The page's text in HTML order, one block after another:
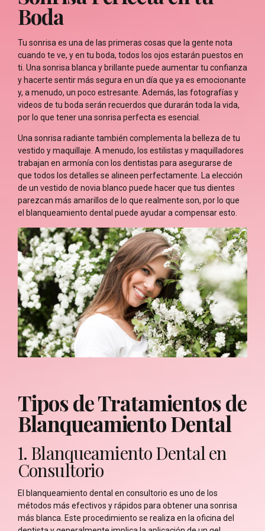
Boda
Tu sonrisa es una de las primeras cosas que la gente nota
cuando te ve, y en tu boda, todos los ojos estarán puestos en
ti. Una sonrisa blanca y brillante puede aumentar tu confianza
y hacerte sentir más segura en un día que ya es emocionante
y, a menudo, un poco estresante. Además, las fotografías y
videos de tu boda serán recuerdos que durarán toda la vida,
por lo que tener una sonrisa perfecta es esencial.
Una sonrisa radiante también complementa la belleza de tu
vestido y maquillaje. A menudo, los estilistas y maquilladores
trabajan en armonía con los dentistas para asegurarse de
que todos los detalles se alineen perfectamente. La elección
de un vestido de novia blanco puede hacer que tus dientes
parezcan más amarillos de lo que realmente son, por lo que
el blanqueamiento dental puede ayudar a compensar esto.
Tipos de Tratamientos de
Blanqueamiento Dental
1. Blanqueamiento Dental en
Consultorio
El blanqueamiento dental en consultorio es uno de los
métodos más efectivos y rápidos para obtener una sonrisa
más blanca. Este procedimiento se realiza en la oficina del